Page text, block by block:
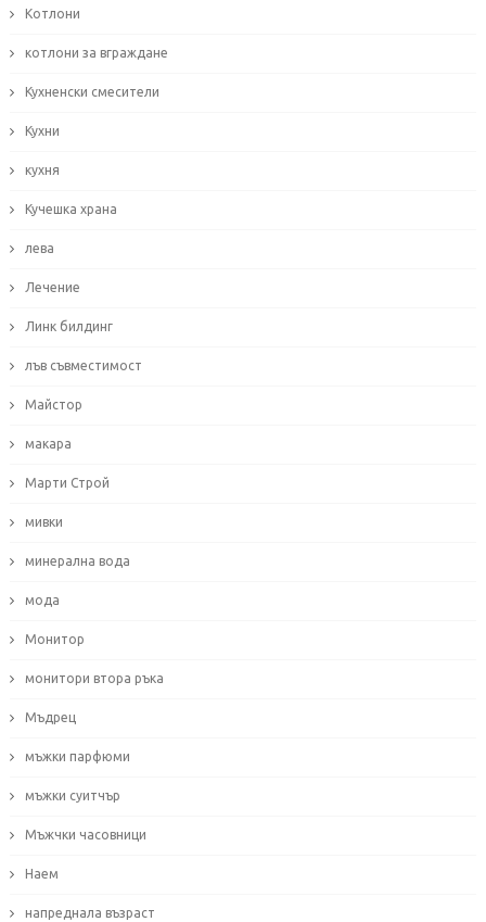
Котлони
котлони за вграждане
Кухненски смесители
Кухни
кухня
Кучешка храна
лева
Лечение
Линк билдинг
лъв съвместимост
Майстор
макара
Марти Строй
мивки
минерална вода
мода
Монитор
монитори втора ръка
Мъдрец
мъжки парфюми
мъжки суитчър
Мъжчки часовници
Наем
напреднала възраст